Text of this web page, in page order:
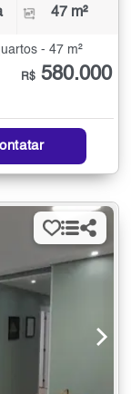
47 m²
- 47 m²
R$ 580.000